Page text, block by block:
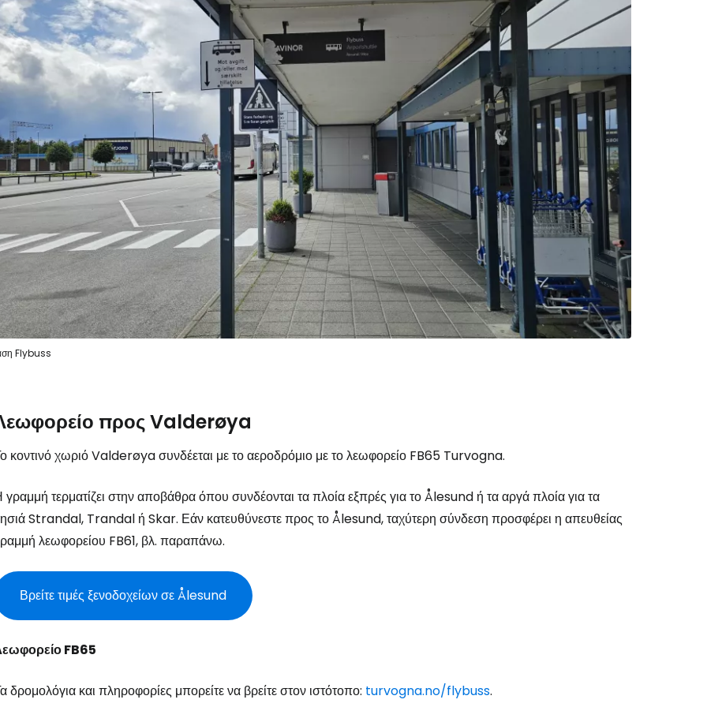
Flybuss
προς Valderøya
κοντινό χωριό Valderøya συνδέεται με το αεροδρόμιο με το λεωφορείο FB65 Turvogna.
γραμμή τερματίζει στην αποβάθρα όπου συνδέονται τα πλοία εξπρές για το Ålesund ή τα αργά πλοία για τα
Strandal, Trandal ή Skar. Εάν κατευθύνεστε προς το Ålesund, ταχύτερη σύνδεση προσφέρει η απευθείας
λεωφορείου FB61, βλ. παραπάνω.
Βρείτε τιμές ξενοδοχείων σε Ålesund
FB65
δρομολόγια και πληροφορίες μπορείτε να βρείτε στον ιστότοπο: turvogna.no/flybuss.